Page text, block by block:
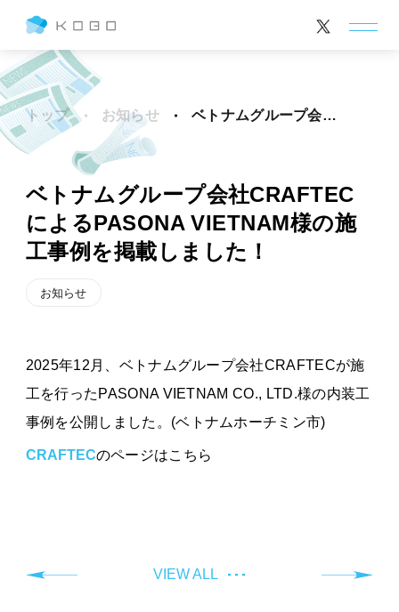
トップ お知らせ ベトナムグループ会社CRAFTECによるPASONA VIETNAM様の施工事例を掲載しました！
ベトナムグループ会社CRAFTEC
によるPASONA VIETNAM様の施
工事例を掲載しました！
お知らせ
2025年12月、ベトナムグループ会社CRAFTECが施
工を行ったPASONA VIETNAM CO., LTD.様の内装工
事例を公開しました。(ベトナムホーチミン市)
CRAFTECのページはこちら
VIEW ALL